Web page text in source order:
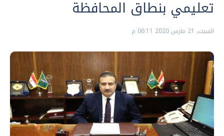
تعليمي بنطاق المحافظة
السبت، 21 مارس 2020 06:11 م